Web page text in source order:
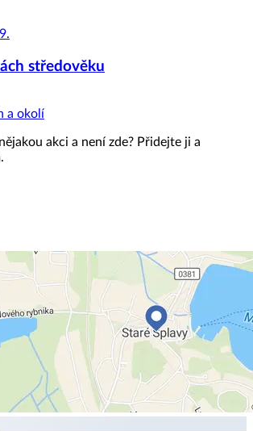
středověku
a okolí
nějakou akci a není zde? Přidejte ji a